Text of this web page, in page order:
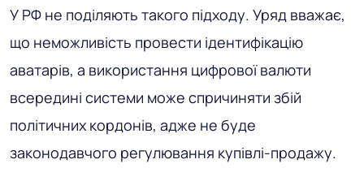
У РФ не поділяють такого підходу. Уряд вважає,
що неможливість провести ідентифікацію
аватарів, а використання цифрової валюти
всередині системи може спричиняти збій
політичних кордонів, адже не буде
законодавчого регулювання купівлі-продажу.